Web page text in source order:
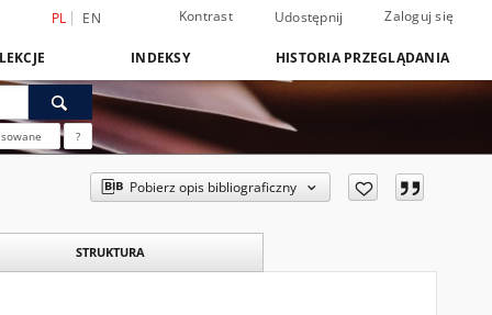
PL EN Kontrast Udostępnij Zaloguj się
INDEKSY HISTORIA PRZEGLĄDANIA
?
Pobierz opis bibliograficzny
STRUKTURA